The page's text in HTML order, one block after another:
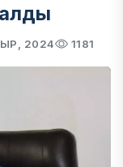
2024 1181